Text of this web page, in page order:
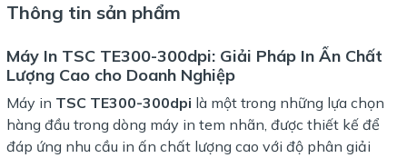
Thông tin sản phẩm
Máy In TSC TE300-300dpi: Giải Pháp In Ấn Chất
Lượng Cao cho Doanh Nghiệp
Máy in TSC TE300-300dpi là một trong những lựa chọn
hàng đầu trong dòng máy in tem nhãn, được thiết kế để
đáp ứng nhu cầu in ấn chất lượng cao với độ phân giải